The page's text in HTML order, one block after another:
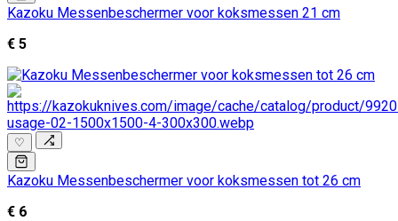
Kazoku Messenbeschermer voor koksmessen 21 cm
€ 5
♡
Kazoku Messenbeschermer voor koksmessen tot 26 cm
€ 6